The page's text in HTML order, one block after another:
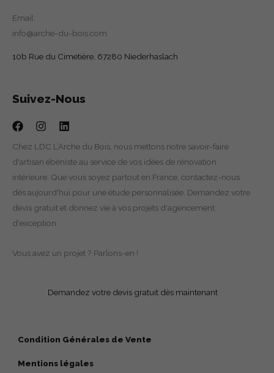
Email:
info@arche-du-bois.com
10b Rue du Cimetière, 67280 Niederhaslach
Suivez-Nous
Chez LDC L’Arche du Bois, nous mettons notre savoir-faire
d'artisan ébéniste au service de vos idées de rénovation
intérieure. Que vous soyez partout en France, contactez-nous
dès aujourd'hui pour une étude personnalisée. Demandez votre
devis gratuit et donnez vie à vos projets d'agencement
d'exception.
Vous avez un projet ? Parlons-en !
Demandez votre devis gratuit dès maintenant
Condition Générales de Vente
Mentions légales